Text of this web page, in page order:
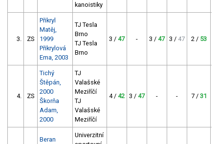
kanoistiky
3. ZS
Přikryl
Matěj,
1999
Přikrylová
Ema, 2003
TJ Tesla
Brno
TJ Tesla
Brno
3 / 47 - 3 / 47 3 / 47 2 / 53
4. ZS
Tichý
Štěpán,
2000
Škorňa
Adam,
2000
TJ
Valašské
Meziříčí
TJ
Valašské
Meziříčí
4 / 42 3 / 47 - - 7 / 31
Beran
Univerzitní